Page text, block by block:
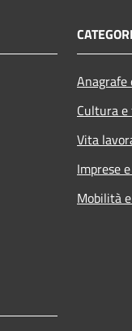
Cultura
Vita
Imprese
Mobilità